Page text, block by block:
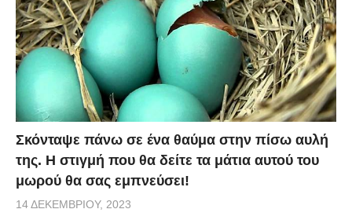
Σκόνταψε πάνω σε ένα θαύμα στην πίσω αυλή
της. Η στιγμή που θα δείτε τα μάτια αυτού του
μωρού θα σας εμπνεύσει!
14 ΔΕΚΕΜΒΡΊΟΥ, 2023